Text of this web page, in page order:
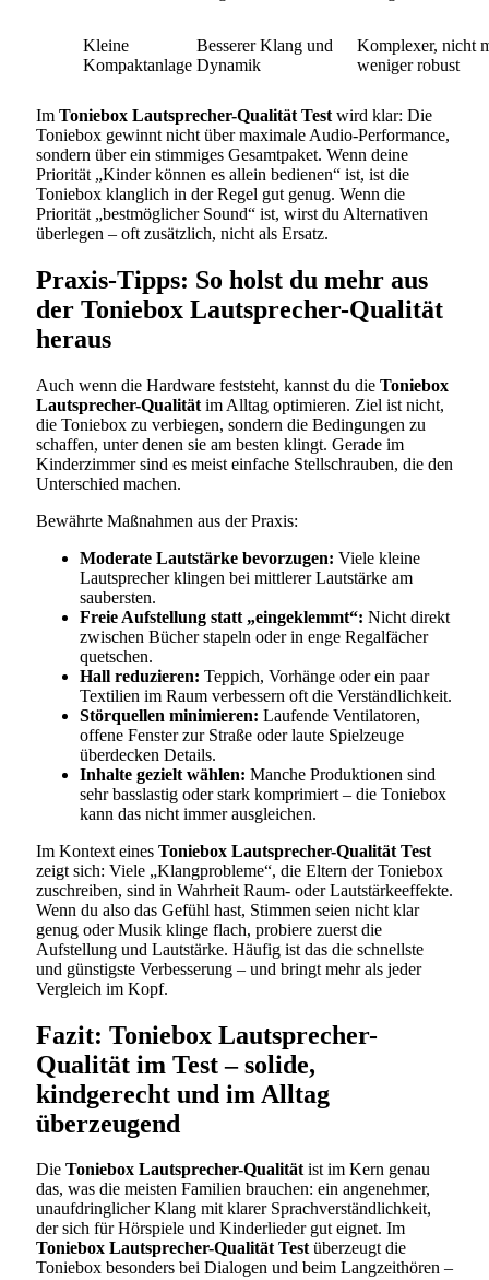
Kleine
Kompaktanlage
Besserer Klang und
Dynamik
Komplexer, nicht
weniger robust
Im Toniebox Lautsprecher-Qualität Test wird klar: Die
Toniebox gewinnt nicht über maximale Audio-Performance,
sondern über ein stimmiges Gesamtpaket. Wenn deine
Priorität „Kinder können es allein bedienen“ ist, ist die
Toniebox klanglich in der Regel gut genug. Wenn die
Priorität „bestmöglicher Sound“ ist, wirst du Alternativen
überlegen – oft zusätzlich, nicht als Ersatz.
Praxis-Tipps: So holst du mehr aus
der Toniebox Lautsprecher-Qualität
heraus
Auch wenn die Hardware feststeht, kannst du die Toniebox
Lautsprecher-Qualität im Alltag optimieren. Ziel ist nicht,
die Toniebox zu verbiegen, sondern die Bedingungen zu
schaffen, unter denen sie am besten klingt. Gerade im
Kinderzimmer sind es meist einfache Stellschrauben, die den
Unterschied machen.
Bewährte Maßnahmen aus der Praxis:
Moderate Lautstärke bevorzugen: Viele kleine
Lautsprecher klingen bei mittlerer Lautstärke am
saubersten.
Freie Aufstellung statt „eingeklemmt“: Nicht direkt
zwischen Bücher stapeln oder in enge Regalfächer
quetschen.
Hall reduzieren: Teppich, Vorhänge oder ein paar
Textilien im Raum verbessern oft die Verständlichkeit.
Störquellen minimieren: Laufende Ventilatoren,
offene Fenster zur Straße oder laute Spielzeuge
überdecken Details.
Inhalte gezielt wählen: Manche Produktionen sind
sehr basslastig oder stark komprimiert – die Toniebox
kann das nicht immer ausgleichen.
Im Kontext eines Toniebox Lautsprecher-Qualität Test
zeigt sich: Viele „Klangprobleme“, die Eltern der Toniebox
zuschreiben, sind in Wahrheit Raum- oder Lautstärkeeffekte.
Wenn du also das Gefühl hast, Stimmen seien nicht klar
genug oder Musik klinge flach, probiere zuerst die
Aufstellung und Lautstärke. Häufig ist das die schnellste
und günstigste Verbesserung – und bringt mehr als jeder
Vergleich im Kopf.
Fazit: Toniebox Lautsprecher-
Qualität im Test – solide,
kindgerecht und im Alltag
überzeugend
Die Toniebox Lautsprecher-Qualitätist im Kern genau
das, was die meisten Familien brauchen: ein angenehmer,
unaufdringlicher Klang mit klarer Sprachverständlichkeit,
der sich für Hörspiele und Kinderlieder gut eignet. Im
Toniebox Lautsprecher-Qualität Testüberzeugt die
Toniebox besonders bei Dialogen und beim Langzeithören –